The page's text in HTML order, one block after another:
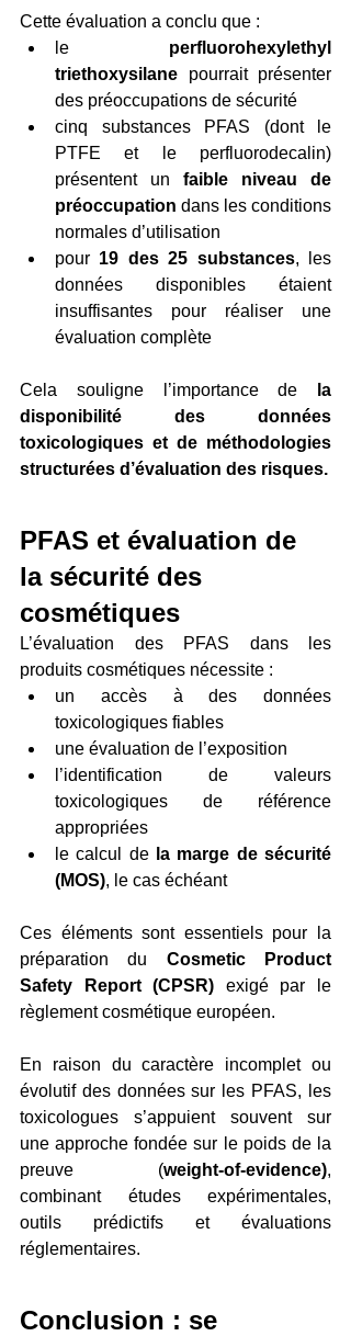
Cette évaluation a conclu que :
le perfluorohexylethyl
triethoxysilane pourrait présenter
des préoccupations de sécurité
cinq substances PFAS (dont le
PTFE et le perfluorodecalin)
présentent un faible niveau de
préoccupation dans les conditions
normales d’utilisation
pour 19 des 25 substances, les
données disponibles étaient
insuffisantes pour réaliser une
évaluation complète
Cela souligne l’importance de
la
disponibilité des données
toxicologiques et de méthodologies
structurées d’évaluation des risques.
PFAS et évaluation de
la sécurité des
cosmétiques
L’évaluation des PFAS dans les
produits cosmétiques nécessite :
un accès à des données
toxicologiques fiables
une évaluation de l’exposition
l’identification de valeurs
toxicologiques de référence
appropriées
le calcul de la marge de sécurité
(MOS), le cas échéant
Ces éléments sont essentiels pour la
préparation du Cosmetic Product
Safety Report (CPSR) exigé par le
règlement cosmétique européen.
En raison du caractère incomplet ou
évolutif des données sur les PFAS, les
toxicologues s’appuient souvent sur
une approche fondée sur le poids de la
preuve (weight-of-evidence),
combinant études expérimentales,
outils prédictifs et évaluations
réglementaires.
Conclusion : se